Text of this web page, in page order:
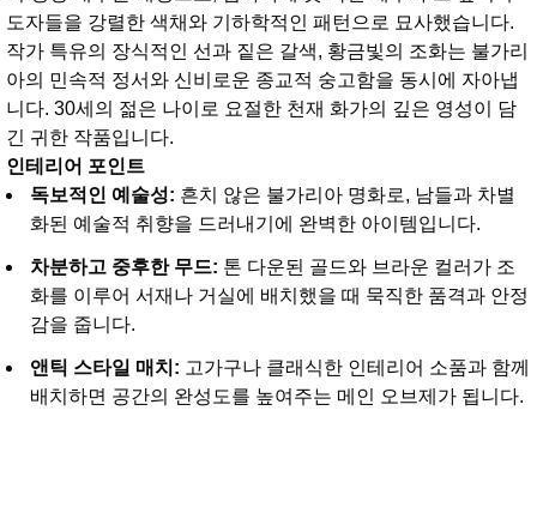
도자들을 강렬한 색채와 기하학적인 패턴으로 묘사했습니다.
작가 특유의 장식적인 선과 짙은 갈색, 황금빛의 조화는 불가리
아의 민속적 정서와 신비로운 종교적 숭고함을 동시에 자아냅
니다. 30세의 젊은 나이로 요절한 천재 화가의 깊은 영성이 담
긴 귀한 작품입니다.
인테리어 포인트
독보적인 예술성: 흔치 않은 불가리아 명화로, 남들과 차별
화된 예술적 취향을 드러내기에 완벽한 아이템입니다.
차분하고 중후한 무드: 톤 다운된 골드와 브라운 컬러가 조
화를 이루어 서재나 거실에 배치했을 때 묵직한 품격과 안정
감을 줍니다.
앤틱 스타일 매치: 고가구나 클래식한 인테리어 소품과 함께
배치하면 공간의 완성도를 높여주는 메인 오브제가 됩니다.